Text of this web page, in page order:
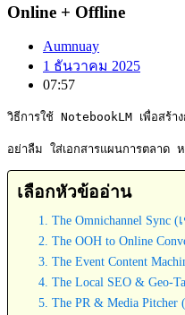
Online + Offline
Aumnuay
1 ธันวาคม 2025
07:57
วิธีการใช้ NotebookLM เพื่อส
อย่าลืม ใส่เอกสารแผนการตลา
เลือกหัวข้ออ่าน
1. The Omnichannel
2. The OOH to Online
3. The Event Content
4. The Local SEO &
5. The PR & Media